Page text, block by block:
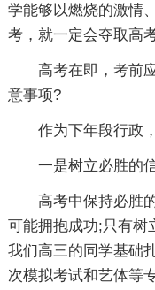
学能够以燃烧的激情
考，就一定会夺取高
高考在即，考前
意事项?
作为下年段行政
一是树立必胜的
高考中保持必胜
可能拥抱成功;只有树
我们高三的同学基础
次模拟考试和艺体等